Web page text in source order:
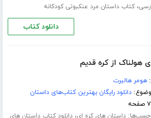
،کتاب داستان مرد عنکبوتی کودکانه
دانلود کتاب
هولناک از کره قدیم
هومر هالبرت
دانلود رایگان بهترین کتاب‌های داستان
داستان های کره ای،دانلود کتاب داستان های